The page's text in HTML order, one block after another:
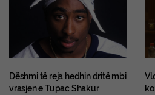
Dëshmi të reja hedhin dritë mbi
vrasjen e Tupac Shakur